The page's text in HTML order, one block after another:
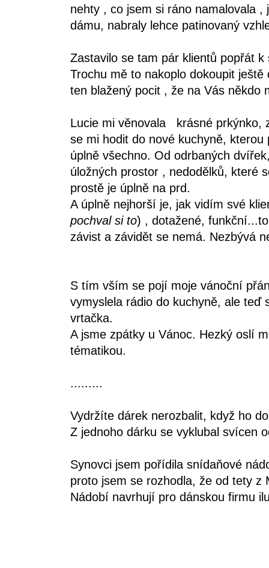
nehty , co jsem si ráno namalovala
dámu, nabraly lehce patinovaný
Zastavilo se tam pár klientů popřát
Trochu mě to nakoplo dokoupit
ten blažený pocit , že na Vás někdo
Lucie mi věnovala krásné prkýnko,
se mi hodit do nové kuchyně,
úplně všechno. Od odrbaných
úložných prostor , nedodělků, které
prostě je úplně na prd.
A úplně nejhorší je, jak vidím své
pochval si to) , dotažené,
závist a závidět se nemá. Nezbývá
S tím vším se pojí moje vánoční
vymyslela rádio do kuchyně, ale
vrtačka.
A jsme zpátky u Vánoc. Hezký oslí
tématikou.
.........
Vydržíte dárek nerozbalit, když ho
Z jednoho dárku se vyklubal svícen
Synovci jsem pořídila snídaňové
proto jsem se rozhodla, že od tety z
Nádobí navrhují pro dánskou firmu